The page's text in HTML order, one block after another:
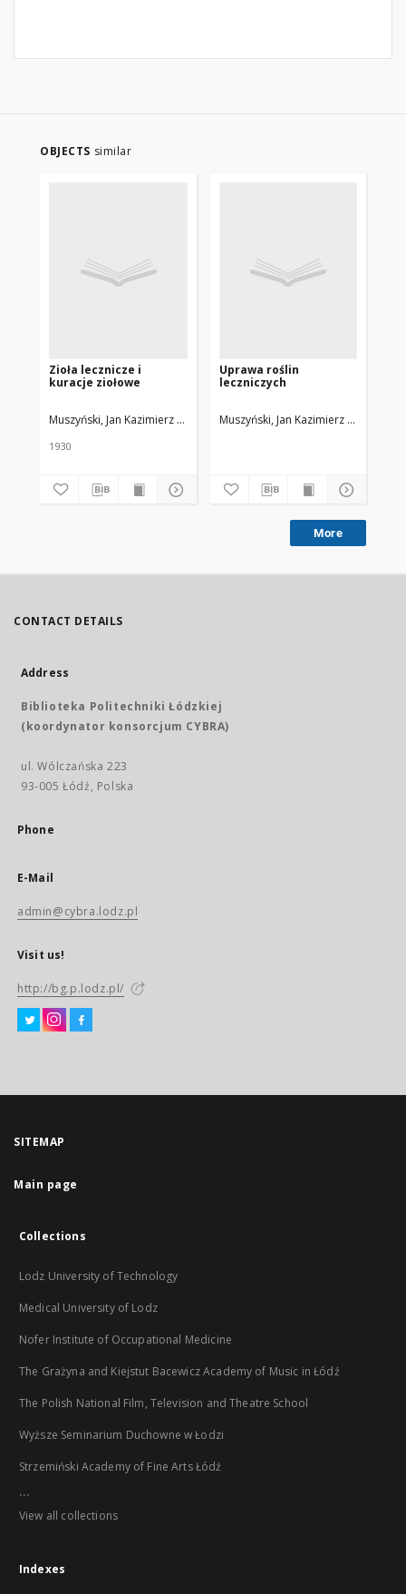
OBJECTS similar
Zioła lecznicze i
kuracje ziołowe
Muszyński, Jan Kazimierz (1884-1957)
1930
Uprawa roślin
leczniczych
Muszyński, Jan Kazimierz (1884-
More
CONTACT DETAILS
Address
Biblioteka Politechniki Łódzkiej
(koordynator konsorcjum CYBRA)
ul. Wólczańska 223
93-005 Łódź, Polska
Phone
E-Mail
admin@cybra.lodz.pl
Visit us!
http://bg.p.lodz.pl/
SITEMAP
Main page
Collections
Lodz University of Technology
Medical University of Lodz
Nofer Institute of Occupational Medicine
The Grażyna and Kiejstut Bacewicz Academy of Music in Łódź
The Polish National Film, Television and Theatre School
Wyższe Seminarium Duchowne w Łodzi
Strzemiński Academy of Fine Arts Łódź
...
View all collections
Indexes